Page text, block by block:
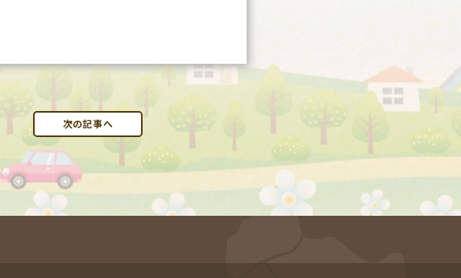
次の記事へ